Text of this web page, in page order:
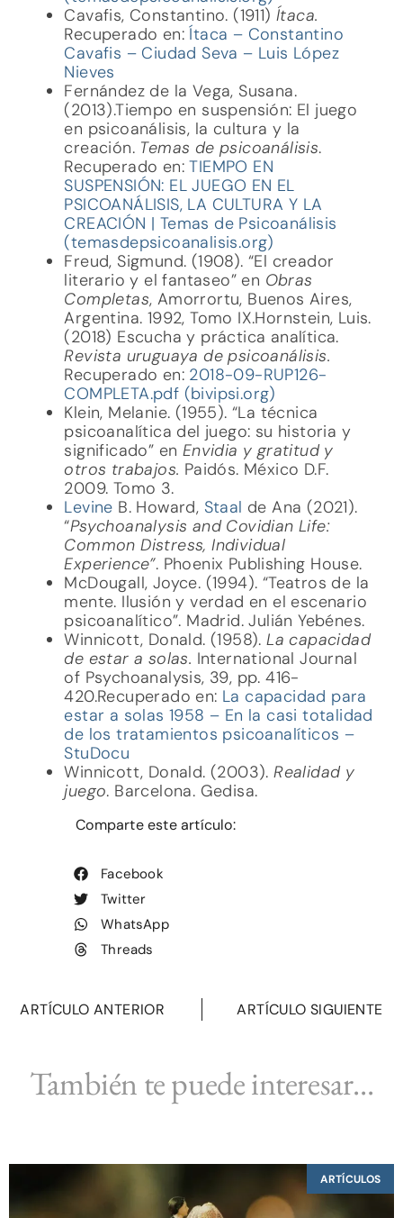
Cavafis, Constantino. (1911) Ítaca.
Recuperado en:Ítaca – Constantino
Cavafis – Ciudad Seva – Luis López
Nieves
Fernández de la Vega, Susana.
(2013).Tiempo en suspensión: El juego
en psicoanálisis, la cultura y la
creación. Temas de psicoanálisis.
Recuperado en:TIEMPO EN
SUSPENSIÓN: EL JUEGO EN EL
PSICOANÁLISIS, LA CULTURA Y LA
CREACIÓN | Temas de Psicoanálisis
(temasdepsicoanalisis.org)
Freud, Sigmund. (1908). “El creador
literario y el fantaseo” en Obras
Completas, Amorrortu, Buenos Aires,
Argentina. 1992, Tomo IX.Hornstein, Luis.
(2018) Escucha y práctica analítica.
Revista uruguaya de psicoanálisis.
Recuperado en:2018-09-RUP126-
COMPLETA.pdf (bivipsi.org)
Klein, Melanie. (1955). “La técnica
psicoanalítica del juego: su historia y
significado” en Envidia y gratitud y
otros trabajos. Paidós. México D.F.
2009. Tomo 3.
Levine B. Howard, Staal de Ana (2021).
“Psychoanalysis and Covidian Life:
Common Distress, Individual
Experience”. Phoenix Publishing House.
McDougall, Joyce. (1994). “Teatros de la
mente. Ilusión y verdad en el escenario
psicoanalítico”. Madrid. Julián Yebénes.
Winnicott, Donald. (1958).La capacidad
de estar a solas. International Journal
of Psychoanalysis, 39, pp. 416-
420.Recuperado en: La capacidad para
estar a solas 1958 – En la casi totalidad
de los tratamientos psicoanalíticos –
StuDocu
Winnicott, Donald. (2003).Realidad y
juego. Barcelona. Gedisa.
Comparte este artículo:
Facebook
Twitter
WhatsApp
Threads
ARTÍCULO ANTERIOR ARTÍCULO SIGUIENTE
También te puede interesar...
ARTÍCULOS